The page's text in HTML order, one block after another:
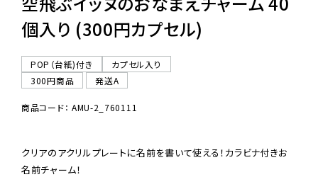
06-6282-7659
個入り (300円カプセル)
POP（台紙)付き
カプセル入り
300円商品
発送A
商品コード： AMU-2_760111
クリアのアクリルプレートに名前を書いて使える！カラビナ付きお
名前チャーム！